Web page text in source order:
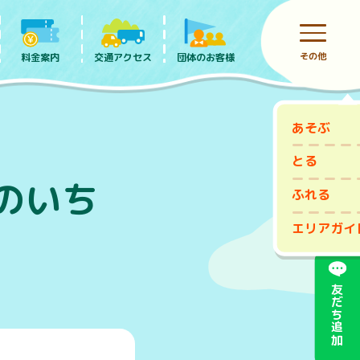
あそぶ
とる
ふれる
エリアガイ
料金案内 交通アクセス 団体のお客様 その他
前売りチケット
友だち追加
いち